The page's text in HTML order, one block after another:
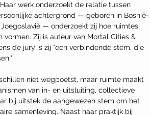
werk onderzoekt de relatie tussen
achtergrond — geboren in Bosnië-
— onderzoekt zij hoe ruimtes
Zij is auteur van Mortal Cities &
de jury is zij "een verbindende stem, die
niet wegpoetst, maar ruimte maakt
van in- en uitsluiting, collectieve
bij uitstek de aangewezen stem om het
samenleving. Naast haar praktijk bij